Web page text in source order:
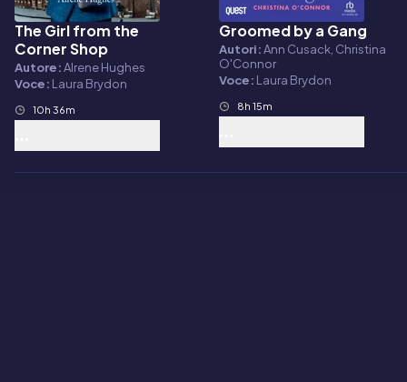
Audiolibro
The Girl from the
Corner Shop
Autore:Alrene Hughes
Voce: Laura Brydon
10h 36m
Audiolibro
Groomed by a Gang
Autori:Ann Cusack, Christina
O'Connor
Voce: Laura Brydon
8h 15m